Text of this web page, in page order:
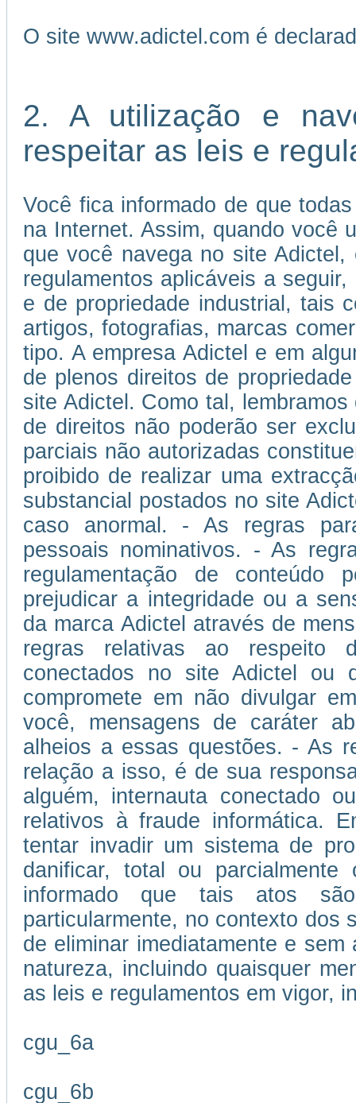
O site www.adictel.com é
2. A utilização e
respeitar as leis e
Você fica informado de que
na Internet. Assim, quando você
que você navega no site
regulamentos aplicáveis a
e de propriedade industrial, tais
artigos, fotografias, marcas
tipo. A empresa Adictel e em
de plenos direitos de
site Adictel. Como tal,
de direitos não poderão ser
parciais não autorizadas
proibido de realizar uma
substancial postados no site
caso anormal. - As regras
pessoais nominativos. - As
regulamentação de conteúdo
prejudicar a integridade ou a
da marca Adictel através de
regras relativas ao respeito
conectados no site Adictel ou
compromete em não divulgar
você, mensagens de caráter
alheios a essas questões. - As
relação a isso, é de sua
alguém, internauta conectado
relativos à fraude informática.
tentar invadir um sistema de
danificar, total ou
informado que tais atos
particularmente, no contexto dos
de eliminar imediatamente e
natureza, incluindo quaisquer
as leis e regulamentos em vigor,
cgu_6a
cgu_6b